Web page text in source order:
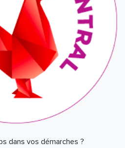
dans vos démarches ?